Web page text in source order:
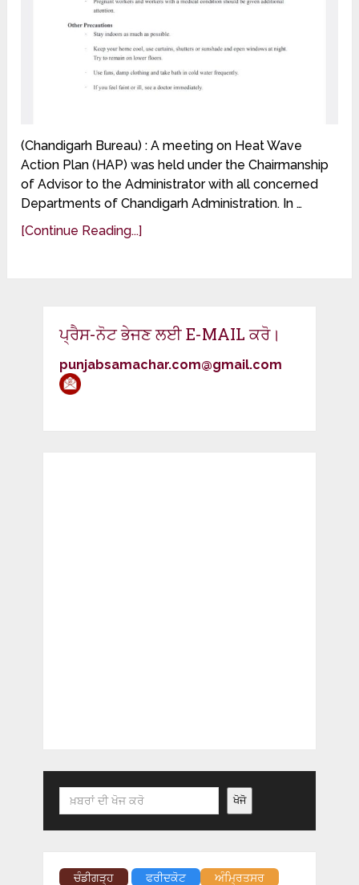
(Chandigarh Bureau) : A meeting on Heat Wave
Action Plan (HAP) was held under the Chairmanship
of Advisor to the Administrator with all concerned
Departments of Chandigarh Administration. In …
[Continue Reading...]
ਪ੍ਰੈਸ-ਨੋਟ ਭੇਜਣ ਲਈ E-MAIL ਕਰੋ।
punjabsamachar.com@gmail.com
Search ਖੋਜੋ
ਚੰਡੀਗੜ੍ਹ ਫਰੀਦਕੋਟ
ਅੰਮ੍ਰਿਤਸਰ